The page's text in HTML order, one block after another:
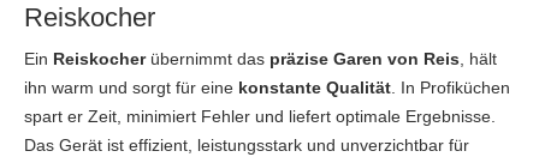
Reiskocher
Ein Reiskocherübernimmt das präzise Garen von Reis , hält
ihn warm und sorgt für eine konstante Qualität . In Profiküchen
spart er Zeit, minimiert Fehler und liefert optimale Ergebnisse.
Das Gerät ist effizient, leistungsstark und unverzichtbar für